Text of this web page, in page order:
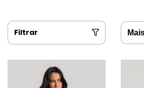
Filtrar